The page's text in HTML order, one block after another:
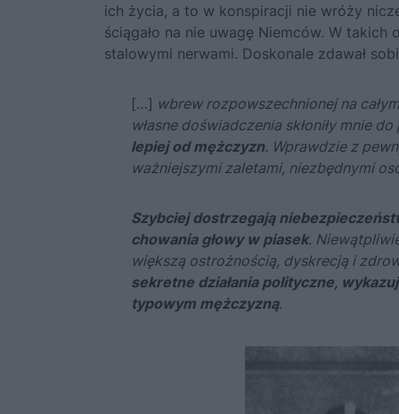
ich życia, a to w konspiracji nie wróży
ściągało na nie uwagę Niemców. W takich
stalowymi nerwami. Doskonale zdawał
[…] wbrew rozpowszechnionej na
własne doświadczenia skłoniły mnie
lepiej od mężczyzn. Wprawdzie z
ważniejszymi zaletami, niezbędnymi
Szybciej dostrzegają
chowania głowy w piasek.
większą ostrożnością, dyskrecją i
sekretne działania polityczne,
typowym mężczyzną.